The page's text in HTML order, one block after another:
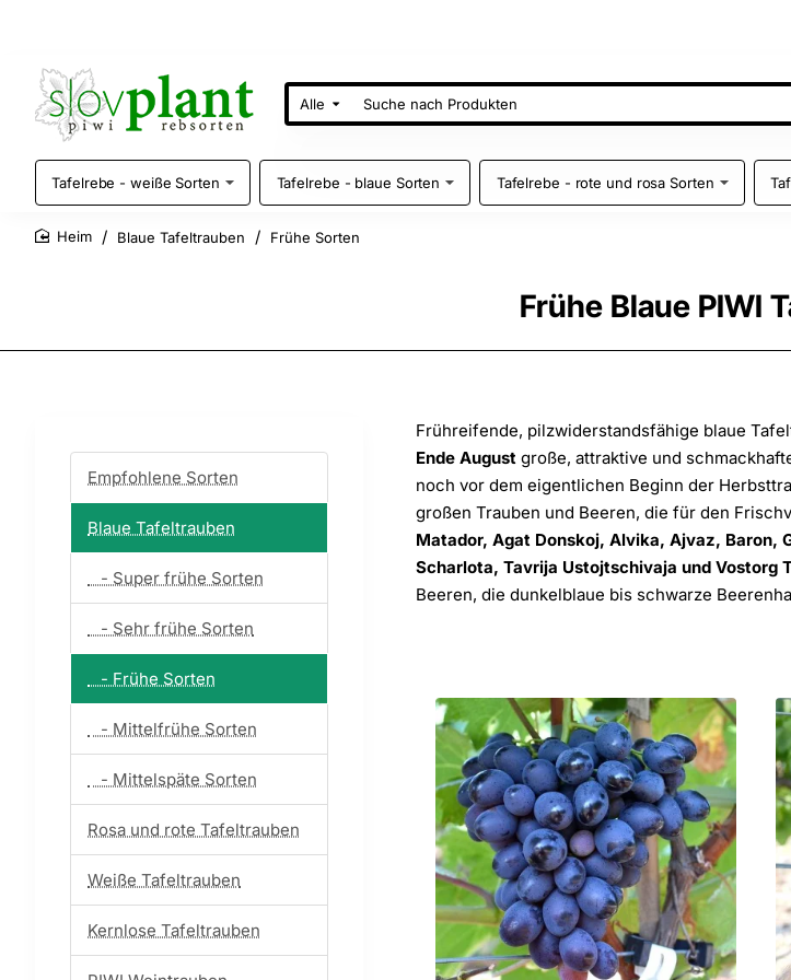
Alle
Suche
nach
Tafelrebe - weiße Sorten Tafelrebe - blaue Sorten Tafelrebe - rote und rosa Sorten
Frühe Blaue PIWI
Blaue Tafeltrauben Frühe Sorten
Empfohlene Sorten
Blaue Tafeltrauben
- Super frühe Sorten
- Sehr frühe Sorten
- Frühe Sorten
- Mittelfrühe Sorten
- Mittelspäte Sorten
Rosa und rote Tafeltrauben
Weiße Tafeltrauben
Kernlose Tafeltrauben
Frühreifende, pilzwiderstandsfähige blaue
Ende August große, attraktive und
noch vor dem eigentlichen Beginn der
großen Trauben und Beeren, die für den
Matador, Agat Donskoj, Alvika, Ajvaz, Baron,
Scharlota, Tavrija Ustojtschivaja und Vostorg
Beeren, die dunkelblaue bis schwarze